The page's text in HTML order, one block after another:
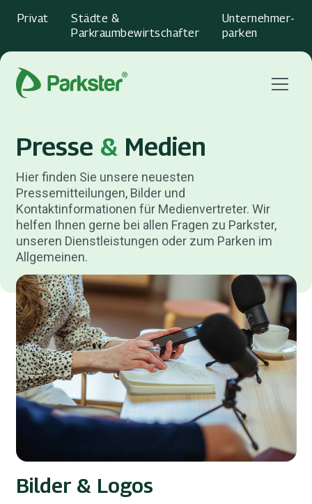
Privat
Städte &
Parkraumbewirtschafter
Unternehmer­
parken
Menu
Presse & Medien
Hier finden Sie unsere neuesten
Pressemitteilungen, Bilder und
Kontaktinformationen für Medienvertreter. Wir
helfen Ihnen gerne bei allen Fragen zu Parkster,
unseren Dienstleistungen oder zum Parken im
Allgemeinen.
Bilder & Logos